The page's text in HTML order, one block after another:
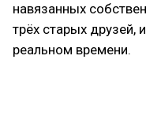
навязанных
трёх старых друзей,
реальном времени.